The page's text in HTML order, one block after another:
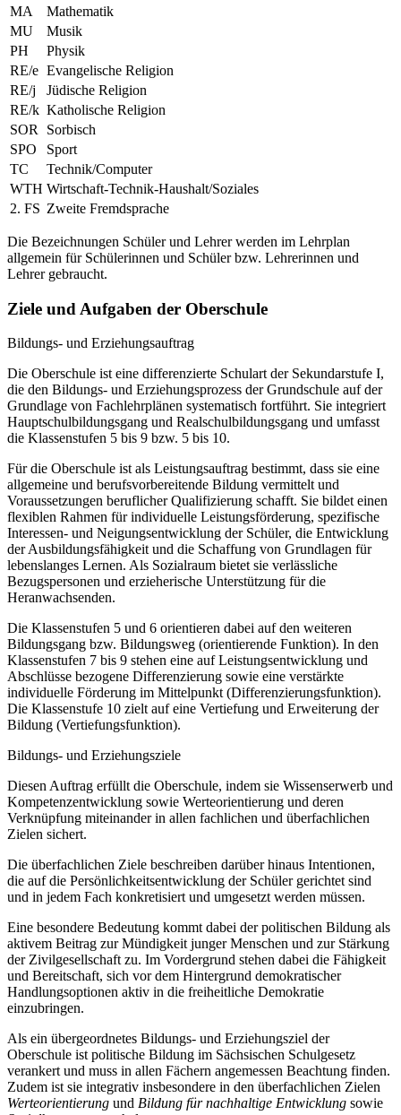
MA
Mathematik
MU
Musik
PH
Physik
RE/e Evangelische Religion
RE/j
Jüdische Religion
RE/k Katholische Religion
SOR
Sorbisch
SPO
Sport
TC
Technik/Computer
WTH Wirtschaft-Technik-Haushalt/Soziales
2. FS Zweite Fremdsprache
Die Bezeichnungen Schüler und Lehrer werden im Lehrplan
allgemein für Schülerinnen und Schüler bzw. Lehrerinnen und
Lehrer gebraucht.
Ziele und Aufgaben der Oberschule
Bildungs- und Erziehungsauftrag
Die Oberschule ist eine differenzierte Schulart der Sekundarstufe I,
die den Bildungs- und Erziehungsprozess der Grundschule auf der
Grundlage von Fachlehrplänen systematisch fortführt. Sie integriert
Hauptschulbildungsgang und Realschulbildungsgang und umfasst
die Klassenstufen 5 bis 9 bzw. 5 bis 10.
Für die Oberschule ist als Leistungsauftrag bestimmt, dass sie eine
allgemeine und berufsvorbereitende Bildung vermittelt und
Voraussetzungen beruflicher Qualifizierung schafft. Sie bildet einen
flexiblen Rahmen für individuelle Leistungsförderung, spezifische
Interessen- und Neigungsentwicklung der Schüler, die Entwicklung
der Ausbildungsfähigkeit und die Schaffung von Grundlagen für
lebenslanges Lernen. Als Sozialraum bietet sie verlässliche
Bezugspersonen und erzieherische Unterstützung für die
Heranwachsenden.
Die Klassenstufen 5 und 6 orientieren dabei auf den weiteren
Bildungsgang bzw. Bildungsweg (orientierende Funktion). In den
Klassenstufen 7 bis 9 stehen eine auf Leistungsentwicklung und
Abschlüsse bezogene Differenzierung sowie eine verstärkte
individuelle Förderung im Mittelpunkt (Differenzierungsfunktion).
Die Klassenstufe 10 zielt auf eine Vertiefung und Erweiterung der
Bildung (Vertiefungsfunktion).
Bildungs- und Erziehungsziele
Diesen Auftrag erfüllt die Oberschule, indem sie Wissenserwerb und
Kompetenzentwicklung sowie Werteorientierung und deren
Verknüpfung miteinander in allen fachlichen und überfachlichen
Zielen sichert.
Die überfachlichen Ziele beschreiben darüber hinaus Intentionen,
die auf die Persönlichkeitsentwicklung der Schüler gerichtet sind
und in jedem Fach konkretisiert und umgesetzt werden müssen.
Eine besondere Bedeutung kommt dabei der politischen Bildung als
aktivem Beitrag zur Mündigkeit junger Menschen und zur Stärkung
der Zivilgesellschaft zu. Im Vordergrund stehen dabei die Fähigkeit
und Bereitschaft, sich vor dem Hintergrund demokratischer
Handlungsoptionen aktiv in die freiheitliche Demokratie
einzubringen.
Als ein übergeordnetes Bildungs- und Erziehungsziel der
Oberschule ist politische Bildung im Sächsischen Schulgesetz
verankert und muss in allen Fächern angemessen Beachtung finden.
Zudem ist sie integrativ insbesondere in den überfachlichen Zielen
Werteorientierung und Bildung für nachhaltige Entwicklung sowie